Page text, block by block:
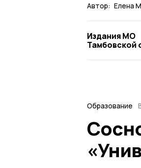
Автор: Елена
Издания МО
Тамбовской
Образование